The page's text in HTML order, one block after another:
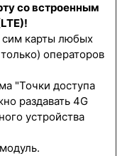
со встроенным
карты любых
операторов
"Точки доступа
раздавать 4G
устройства